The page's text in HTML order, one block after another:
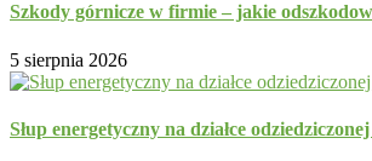
Szkody górnicze w firmie – jakie
5 sierpnia 2026
Słup energetyczny na działce